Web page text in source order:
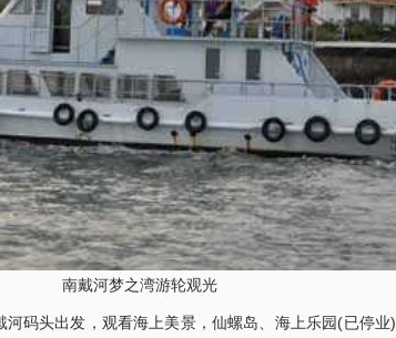
南戴河梦之湾游轮观光
码头出发，观看海上美景，仙螺岛、海上乐园(已停业